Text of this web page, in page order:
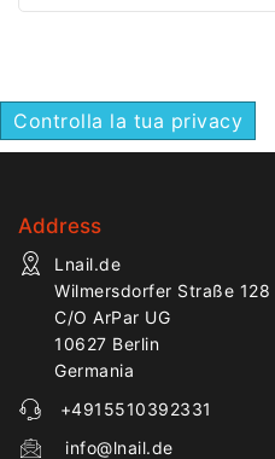
dell’unghia.
Controlla la tua privacy
Address
Lnail.de
Wilmersdorfer Straße 128
C/O ArPar UG
10627 Berlin
Germania
+4915510392331
info@lnail.de